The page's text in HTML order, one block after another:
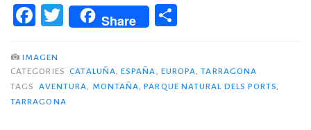
Perderse
F
c
e
b
T
w
te
r
Share
p
IMAGEN
CATEGORIES CATALUÑA ,ESPAÑA EUROPA ,TARRAGONA
TAGS
AVENTURA MONTAÑA ,PARQUE NATURAL DELS PORTS
TARRAGONA